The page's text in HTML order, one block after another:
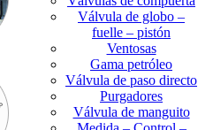
Válvula de globo –
fuelle – pistón
Ventosas
Gama petróleo
Válvula de paso directo
Purgadores
Válvula de manguito